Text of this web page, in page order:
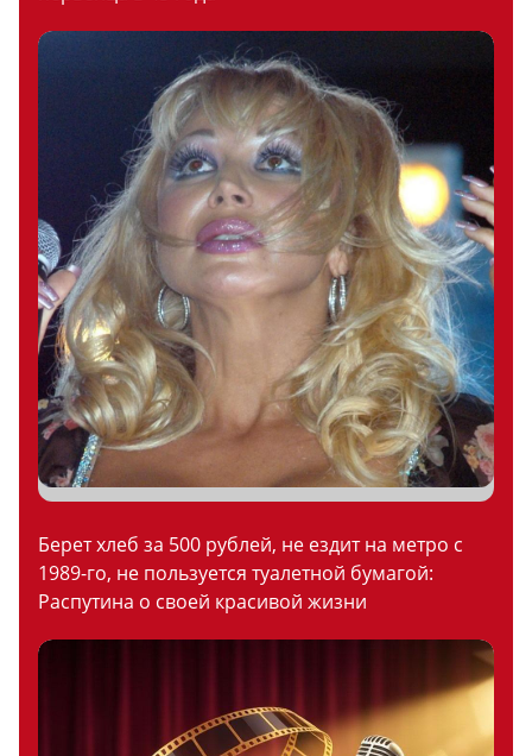
Берет хлеб за 500 рублей, не ездит на метро с
1989-го, не пользуется туалетной бумагой:
Распутина о своей красивой жизни